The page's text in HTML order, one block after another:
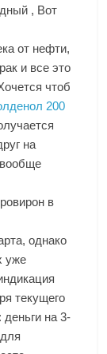
, Вот
от нефти,
и все это
чтоб
200
на
в
однако
уже
текущего
на 3-